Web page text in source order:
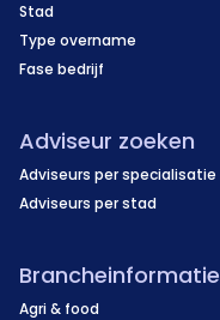
Stad
Type overname
Fase bedrijf
Adviseur zoeken
Adviseurs per specialisatie
Adviseurs per stad
Brancheinformatie
Agri & food